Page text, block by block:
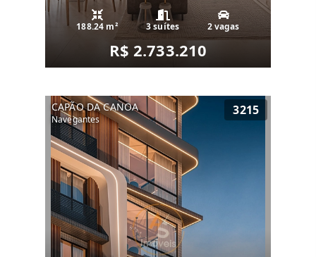
188.24 m² 3 suítes 2 vagas
R$ 2.733.210
CAPÃO DA CANOA
Navegantes
3215